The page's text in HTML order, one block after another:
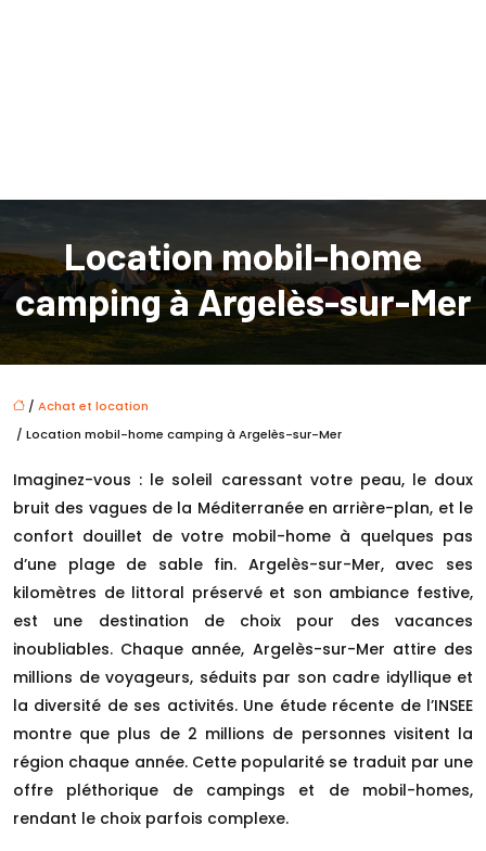
Location mobil-home
camping à Argelès-sur-Mer
/ Achat et location
/ Location mobil-home camping à Argelès-sur-Mer
Imaginez-vous : le soleil caressant votre peau, le doux
bruit des vagues de la Méditerranée en arrière-plan, et le
confort douillet de votre mobil-home à quelques pas
d’une plage de sable fin. Argelès-sur-Mer, avec ses
kilomètres de littoral préservé et son ambiance festive,
est une destination de choix pour des vacances
inoubliables. Chaque année, Argelès-sur-Mer attire des
millions de voyageurs, séduits par son cadre idyllique et
la diversité de ses activités. Une étude récente de l’INSEE
montre que plus de 2 millions de personnes visitent la
région chaque année. Cette popularité se traduit par une
offre pléthorique de campings et de mobil-homes,
rendant le choix parfois complexe.